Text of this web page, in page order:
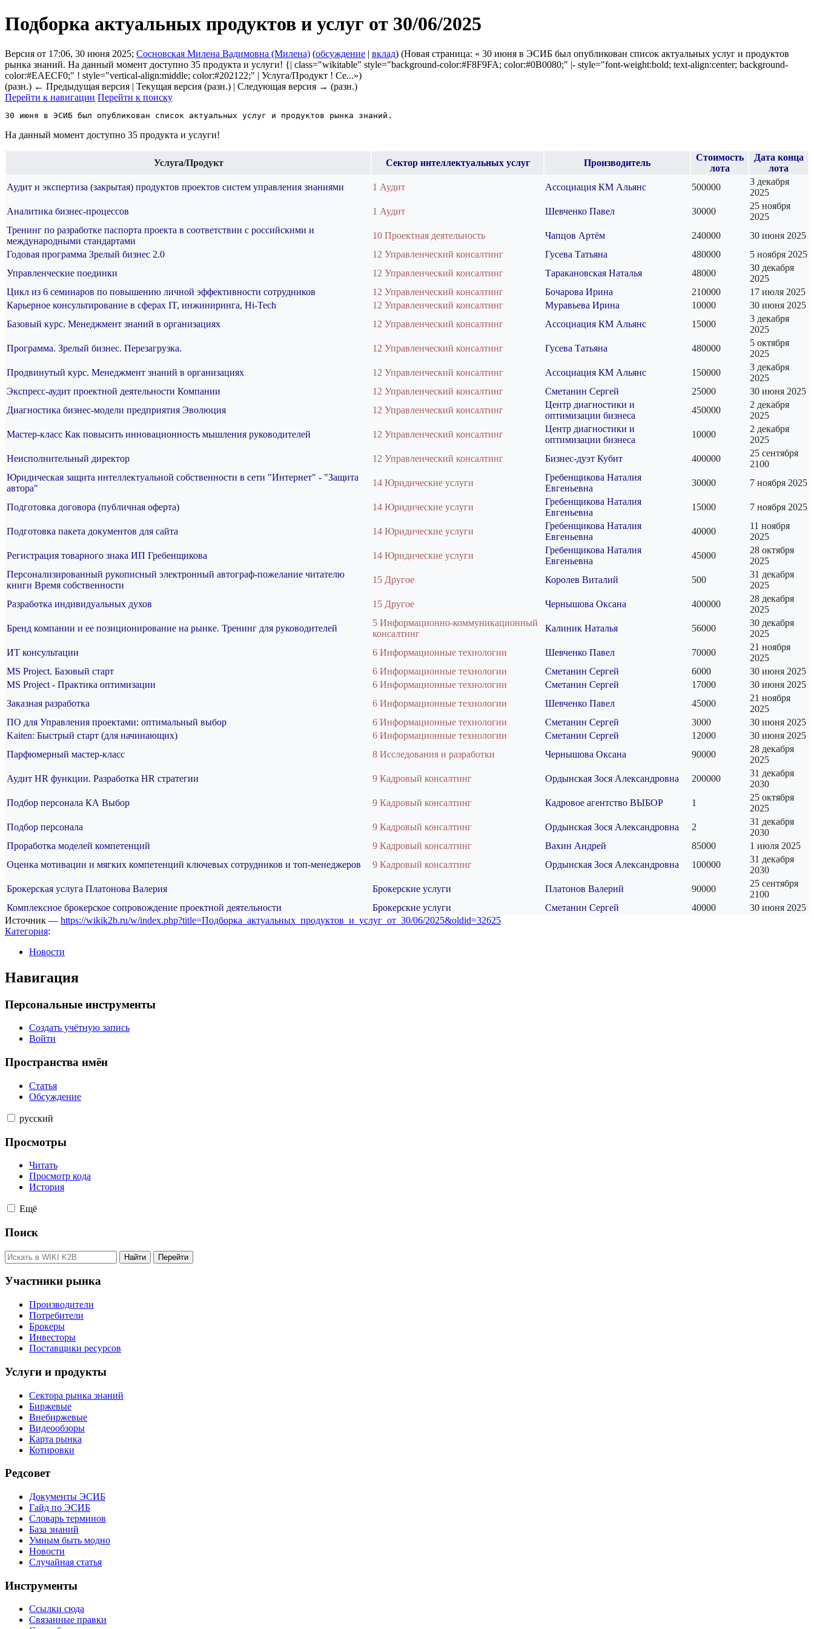
Подборка актуальных продуктов и услуг от 30/06/2025
Версия от 17:06, 30 июня 2025; Сосновская Милена Вадимовна (Милена) (обсуждение | вклад) (Новая страница: « 30 июня в ЭСИБ был опубликован список актуальных услуг и продуктов
рынка знаний. На данный момент доступно 35 продукта и услуги! {| class="wikitable" style="background-color:#F8F9FA; color:#0B0080;" |- style="font-weight:bold; text-align:center; background-
color:#EAECF0;" ! style="vertical-align:middle; color:#202122;" | Услуга/Продукт ! Се...»)
(разн.) ← Предыдущая версия | Текущая версия (разн.) | Следующая версия → (разн.)
Перейти к навигации Перейти к поиску
На данный момент доступно 35 продукта и услуги!
Услуга/Продукт Сектор интеллектуальных услуг Производитель
Стоимость
лота
Дата конца
лота
Аудит и экспертиза (закрытая) продуктов проектов систем управления знаниями
1 Аудит Ассоциация КМ Альянс 500000
3 декабря
2025
Аналитика бизнес-процессов
1 Аудит Шевченко Павел 30000
25 ноября
2025
Тренинг по разработке паспорта проекта в соответствии с российскими и
международными стандартами
10 Проектная деятельность Чапцов Артём 240000
30 июня 2025
Годовая программа Зрелый бизнес 2.0
12 Управленческий консалтинг Гусева Татьяна 480000
5 ноября 2025
Управленческие поединки
12 Управленческий консалтинг Таракановская Наталья 48000
30 декабря
2025
Цикл из 6 семинаров по повышению личной эффективности сотрудников
12 Управленческий консалтинг Бочарова Ирина 210000
17 июля 2025
Карьерное консультирование в сферах IT, инжиниринга, Hi-Tech
12 Управленческий консалтинг Муравьева Ирина 10000
30 июня 2025
Базовый курс. Менеджмент знаний в организациях
12 Управленческий консалтинг Ассоциация КМ Альянс 15000
3 декабря
2025
Программа. Зрелый бизнес. Перезагрузка.
12 Управленческий консалтинг Гусева Татьяна 480000
5 октября
2025
Продвинутый курс. Менеджмент знаний в организациях
12 Управленческий консалтинг Ассоциация КМ Альянс 150000
3 декабря
2025
Экспресс-аудит проектной деятельности Компании
12 Управленческий консалтинг Сметанин Сергей 25000
30 июня 2025
Диагностика бизнес-модели предприятия Эволюция
12 Управленческий консалтинг
Центр диагностики и
оптимизации бизнеса
450000
2 декабря
2025
Мастер-класс Как повысить инновационность мышления руководителей
12 Управленческий консалтинг
Центр диагностики и
оптимизации бизнеса
10000
2 декабря
2025
Неисполнительный директор
12 Управленческий консалтинг Бизнес-дуэт Кубит 400000
25 сентября
2100
Юридическая защита интеллектуальной собственности в сети "Интернет" - "Защита
автора"
14 Юридические услуги
Гребенщикова Наталия
Евгеньевна
30000 7 ноября 2025
Подготовка договора (публичная оферта) 14 Юридические услуги
Гребенщикова Наталия
Евгеньевна
15000 7 ноября 2025
Подготовка пакета документов для сайта 14 Юридические услуги
Гребенщикова Наталия
Евгеньевна
40000
11 ноября
2025
Регистрация товарного знака ИП Гребенщикова
14 Юридические услуги
Гребенщикова Наталия
Евгеньевна
45000
28 октября
2025
Персонализированный рукописный электронный автограф-пожелание читателю
книги Время собственности
15 Другое Королев Виталий 500
31 декабря
2025
Разработка индивидуальных духов
15 Другое Чернышова Оксана 400000
28 декабря
2025
Бренд компании и ее позиционирование на рынке. Тренинг для руководителей
5 Информационно-коммуникационный
консалтинг
Калиник Наталья 56000
30 декабря
2025
ИТ консультации
6 Информационные технологии Шевченко Павел 70000
21 ноября
2025
MS Project. Базовый старт
6 Информационные технологии Сметанин Сергей 6000
30 июня 2025
MS Project - Практика оптимизации
6 Информационные технологии Сметанин Сергей 17000
30 июня 2025
Заказная разработка
6 Информационные технологии Шевченко Павел 45000
21 ноября
2025
ПО для Управления проектами: оптимальный выбор
6 Информационные технологии Сметанин Сергей 3000
30 июня 2025
Kaiten: Быстрый старт (для начинающих)
6 Информационные технологии Сметанин Сергей 12000
30 июня 2025
Парфюмерный мастер-класс
8 Исследования и разработки Чернышова Оксана 90000
28 декабря
2025
Аудит HR функции. Разработка HR стратегии
9 Кадровый консалтинг Ордынская Зося Александровна 200000
31 декабря
2030
Подбор персонала КА Выбор
9 Кадровый консалтинг Кадровое агентство ВЫБОР 1
25 октября
2025
Подбор персонала
9 Кадровый консалтинг Ордынская Зося Александровна 2
31 декабря
2030
Проработка моделей компетенций
9 Кадровый консалтинг Вахин Андрей 85000
1 июля 2025
Оценка мотивации и мягких компетенций ключевых сотрудников и топ-менеджеров
9 Кадровый консалтинг Ордынская Зося Александровна 100000
31 декабря
2030
Брокерская услуга Платонова Валерия
Брокерские услуги Платонов Валерий 90000
25 сентября
2100
Комплексное брокерское сопровождение проектной деятельности
Брокерские услуги Сметанин Сергей 40000
30 июня 2025
Источник — https://wikik2b.ru/w/index.php?title=Подборка_актуальных_продуктов_и_услуг_от_30/06/2025&oldid=32625
Категория:
Новости
Навигация
Персональные инструменты
Создать учётную запись
Войти
Пространства имён
Статья
Обсуждение
русский
Просмотры
Читать
Просмотр кода
История
Ещё
Поиск
Участники рынка
Производители
Потребители
Брокеры
Инвесторы
Поставщики ресурсов
Услуги и продукты
Сектора рынка знаний
Биржевые
Внебиржевые
Видеообзоры
Карта рынка
Котировки
Редсовет
Документы ЭСИБ
Гайд по ЭСИБ
Словарь терминов
База знаний
Умным быть модно
Новости
Случайная статья
Инструменты
Ссылки сюда
Связанные правки